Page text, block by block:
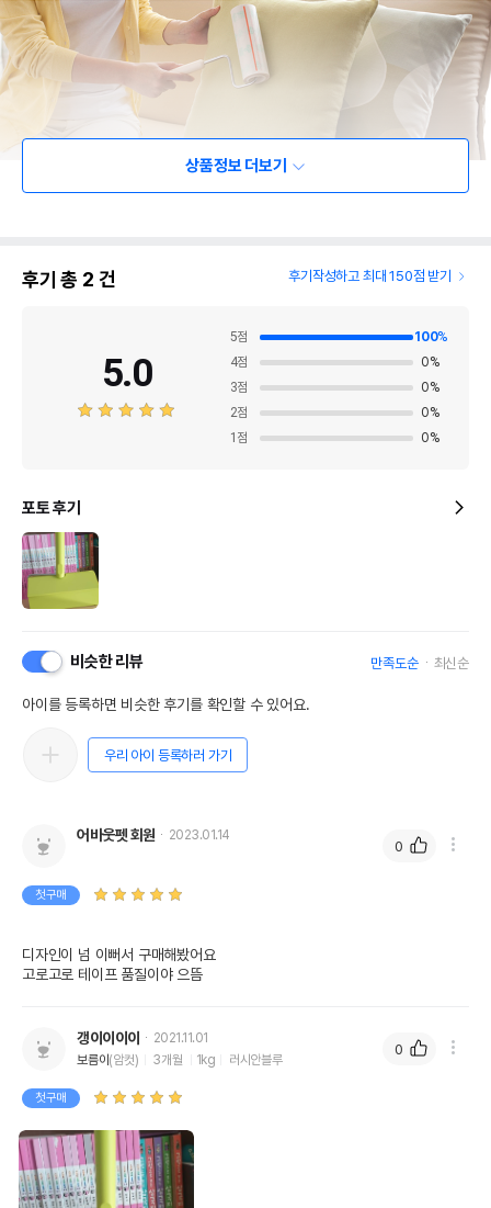
상품정보 더보기
후기 총 2 건 후기작성하고 최대 150점 받기
5.0
5점 100%
4점 0%
3점 0%
2점 0%
1 점 0%
포토 후기
비슷한 리뷰 만족도순 최신순
아이를 등록하면 비슷한 후기를 확인할 수 있어요.
우리 아이 등록하러 가기
어바웃펫 회원 2023.01.14
첫구매
디자인이 넘 이뻐서 구매해봤어요
고로고로 테이프 품질이야 으뜸
0
갱이이이이
2021.11.01
보름이 (암컷) 3개월 1kg 러시안블루
첫구매
0